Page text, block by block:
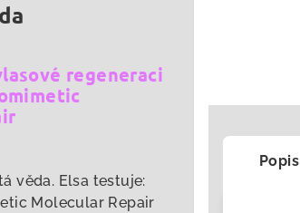
regeneraci
věda. Elsa testuje:
Molecular Repair
Popis